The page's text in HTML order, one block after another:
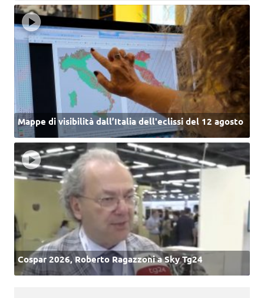
Mappe di visibilità dall’Italia dell'eclissi del 12 agosto
Cospar 2026, Roberto Ragazzoni a Sky Tg24